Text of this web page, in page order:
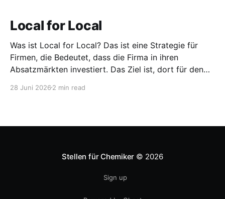
Local for Local
Was ist Local for Local? Das ist eine Strategie für
Firmen, die Bedeutet, dass die Firma in ihren
Absatzmärkten investiert. Das Ziel ist, dort für den
entwickeln. Diese Strategie ist von Toyota bekannt,
28 Juni 2026 2 min read
Stellen für Chemiker © 2026
Sign up